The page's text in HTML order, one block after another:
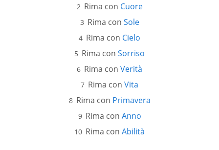
Rima con Cuore
Rima con Sole
Rima con Cielo
Rima con Sorriso
Rima con Verità
Rima con Vita
Rima con Primavera
Rima con Anno
Rima con Abilità